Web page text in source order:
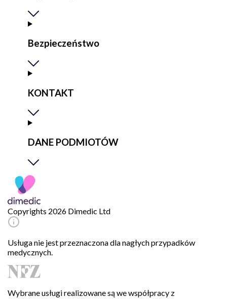
Bezpieczeństwo
KONTAKT
DANE PODMIOTÓW
Copyrights 2026 Dimedic Ltd
Usługa nie jest przeznaczona dla nagłych przypadków
medycznych.
Wybrane usługi realizowane są we współpracy z